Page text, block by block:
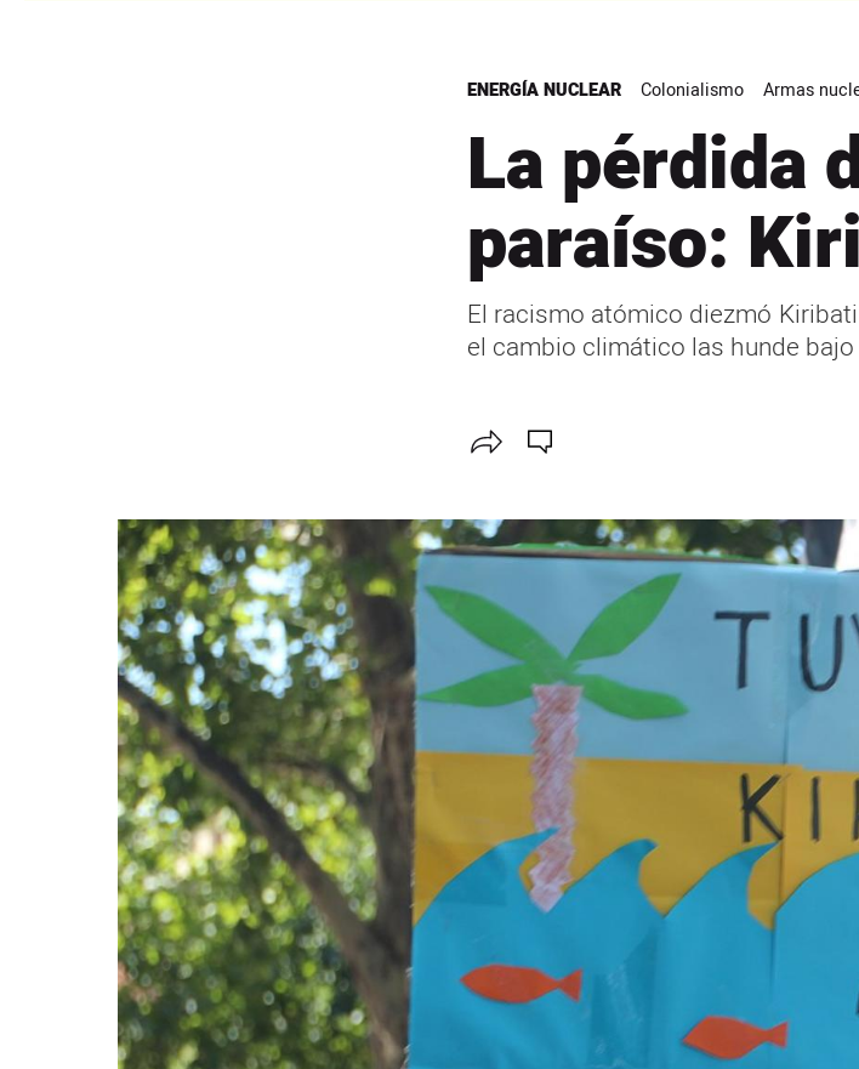
ENERGÍA NUCLEAR Colonialismo Armas
La pérdida
paraíso:
El racismo atómico diezmó
el cambio climático las hunde bajo